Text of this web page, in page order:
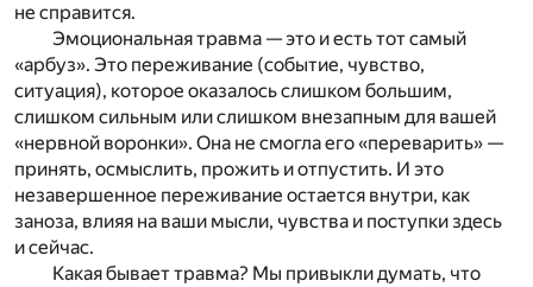
не справится.
Эмоциональная травма — это и есть тот самый
«арбуз». Это переживание (событие, чувство,
ситуация), которое оказалось слишком большим,
слишком сильным или слишком внезапным для вашей
«нервной воронки». Она не смогла его «переварить» —
принять, осмыслить, прожить и отпустить. И это
незавершенное переживание остается внутри, как
заноза, влияя на ваши мысли, чувства и поступки здесь
и сейчас.
Какая бывает травма? Мы привыкли думать, что